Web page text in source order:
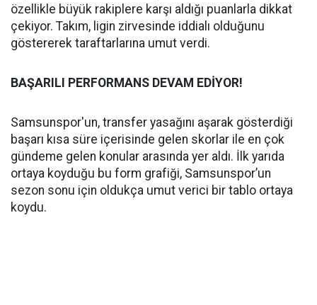
özellikle büyük rakiplere karşı aldığı puanlarla dikkat
çekiyor. Takım, ligin zirvesinde iddialı olduğunu
göstererek taraftarlarına umut verdi.
BAŞARILI PERFORMANS DEVAM EDİYOR!
Samsunspor'un, transfer yasağını aşarak gösterdiği
başarı kısa süre içerisinde gelen skorlar ile en çok
gündeme gelen konular arasında yer aldı. İlk yarıda
ortaya koyduğu bu form grafiği, Samsunspor’un
sezon sonu için oldukça umut verici bir tablo ortaya
koydu.